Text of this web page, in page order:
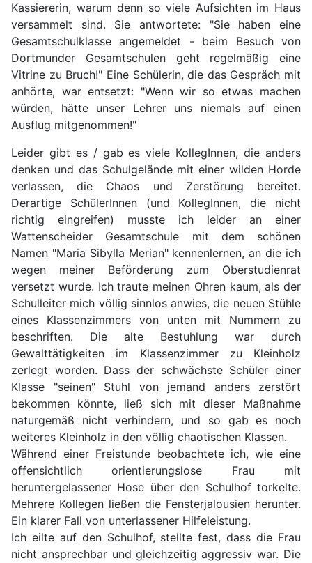
Kassiererin, warum denn so viele Aufsichten im Haus
versammelt sind. Sie antwortete: "Sie haben eine
Gesamtschulklasse angemeldet - beim Besuch von
Dortmunder Gesamtschulen geht regelmäßig eine
Vitrine zu Bruch!" Eine Schülerin, die das Gespräch mit
anhörte, war entsetzt: "Wenn wir so etwas machen
würden, hätte unser Lehrer uns niemals auf einen
Ausflug mitgenommen!"
Leider gibt es / gab es viele KollegInnen, die anders
denken und das Schulgelände mit einer wilden Horde
verlassen, die Chaos und Zerstörung bereitet.
Derartige SchülerInnen (und KollegInnen, die nicht
richtig eingreifen) musste ich leider an einer
Wattenscheider Gesamtschule mit dem schönen
Namen "Maria Sibylla Merian" kennenlernen, an die ich
wegen meiner Beförderung zum Oberstudienrat
versetzt wurde. Ich traute meinen Ohren kaum, als der
Schulleiter mich völlig sinnlos anwies, die neuen Stühle
eines Klassenzimmers von unten mit Nummern zu
beschriften. Die alte Bestuhlung war durch
Gewalttätigkeiten im Klassenzimmer zu Kleinholz
zerlegt worden. Dass der schwächste Schüler einer
Klasse "seinen" Stuhl von jemand anders zerstört
bekommen könnte, ließ sich mit dieser Maßnahme
naturgemäß nicht verhindern, und so gab es noch
weiteres Kleinholz in den völlig chaotischen Klassen.
Während einer Freistunde beobachtete ich, wie eine
offensichtlich orientierungslose Frau mit
heruntergelassener Hose über den Schulhof torkelte.
Mehrere Kollegen ließen die Fensterjalousien herunter.
Ein klarer Fall von unterlassener Hilfeleistung.
Ich eilte auf den Schulhof, stellte fest, dass die Frau
nicht ansprechbar und gleichzeitig aggressiv war. Die